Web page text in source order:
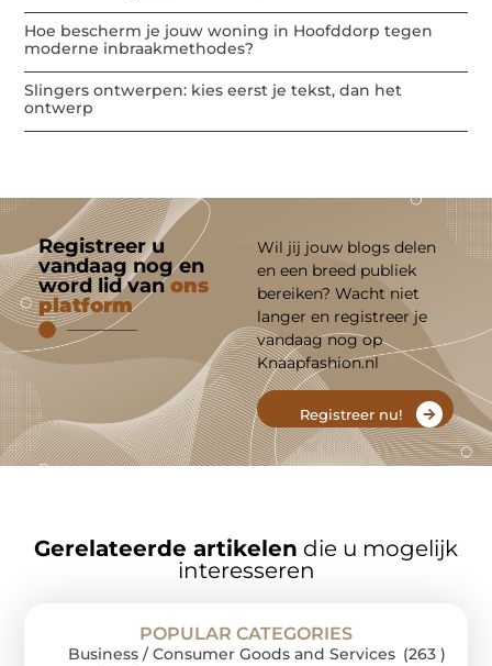
Hoe bescherm je jouw woning in Hoofddorp tegen
moderne inbraakmethodes?
Slingers ontwerpen: kies eerst je tekst, dan het
ontwerp
Registreer u
vandaag nog en
word lid vanons
platform
Wil jij jouw blogs delen
en een breed publiek
bereiken? Wacht niet
langer en registreer je
vandaag nog op
Knaapfashion.nl
Registreer nu!
Gerelateerde artikelen die u mogelijk
interesseren
POPULAR CATEGORIES
Business / Consumer Goods and Services (263 )